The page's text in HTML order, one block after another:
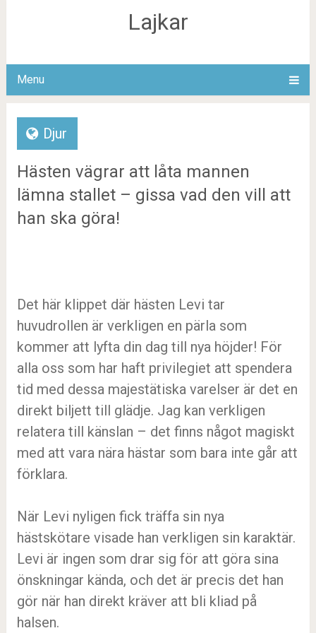
Lajkar
Menu
Djur
Hästen vägrar att låta mannen
lämna stallet – gissa vad den vill att
han ska göra!
Det här klippet där hästen Levi tar
huvudrollen är verkligen en pärla som
kommer att lyfta din dag till nya höjder! För
alla oss som har haft privilegiet att spendera
tid med dessa majestätiska varelser är det en
direkt biljett till glädje. Jag kan verkligen
relatera till känslan – det finns något magiskt
med att vara nära hästar som bara inte går att
förklara.
När Levi nyligen fick träffa sin nya
hästskötare visade han verkligen sin karaktär.
Levi är ingen som drar sig för att göra sina
önskningar kända, och det är precis det han
gör när han direkt kräver att bli kliad på
halsen.